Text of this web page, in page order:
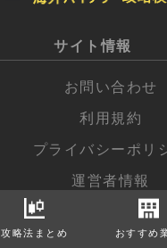
攻略法まとめ おすすめ
サイト情報
お問い合わせ
利用規約
プライバシーポリ
運営者情報
サイトマップ